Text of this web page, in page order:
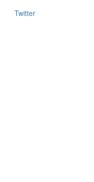
Twitter